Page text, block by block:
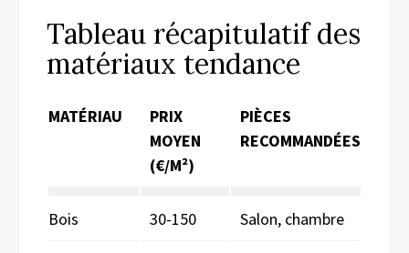
Tableau récapitulatif des
matériaux tendance
MATÉRIAU
PRIX
MOYEN
(€/M²)
PIÈCES
RECOMMANDÉES
Bois 30-150 Salon, chambre